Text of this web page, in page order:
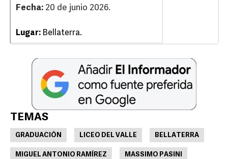
Fecha: 20 de junio 2026.
Lugar: Bellaterra.
TEMAS
GRADUACIÓN LICEO DEL VALLE BELLATERRA
MIGUEL ANTONIO RAMÍREZ MASSIMO PASINI